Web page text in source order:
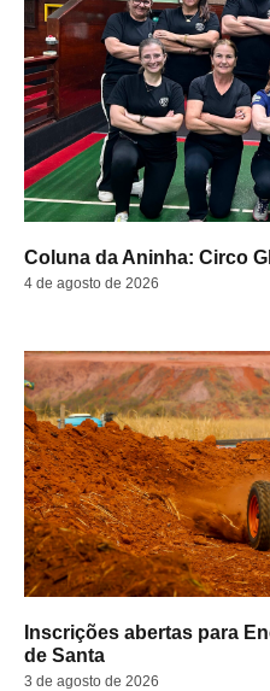
Coluna da Aninha: Circo
4 de agosto de 2026
Inscrições abertas para
de Santa
3 de agosto de 2026